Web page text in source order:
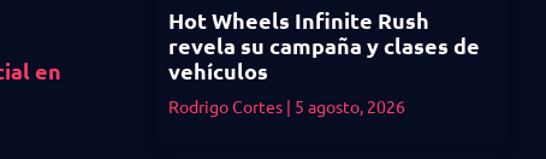
en
Hot Wheels Infinite Rush
revela su campaña y clases de
vehículos
Rodrigo Cortes 5 agosto, 2026